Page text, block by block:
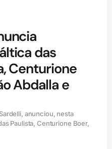
das
Centurione
Abdalla e
anunciou, nesta
Paulista, Centurione Boer,